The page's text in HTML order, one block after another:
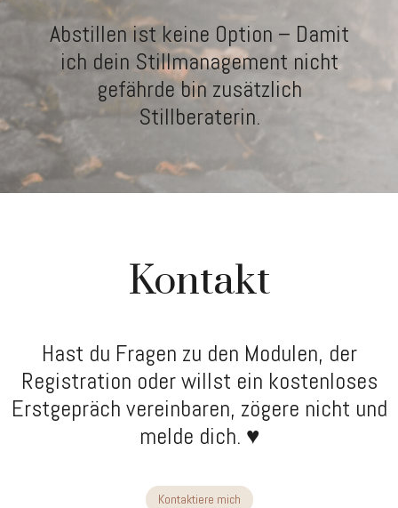
Abstillen ist keine Option – Damit
ich dein Stillmanagement nicht
gefährde bin zusätzlich
Stillberaterin.
Kontakt
Hast du Fragen zu den Modulen, der
Registration oder willst ein kostenloses
Erstgepräch vereinbaren, zögere nicht und
melde dich. ♥
Kontaktiere mich